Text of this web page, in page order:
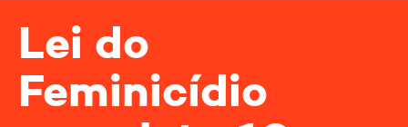
Lei do
Feminicídio